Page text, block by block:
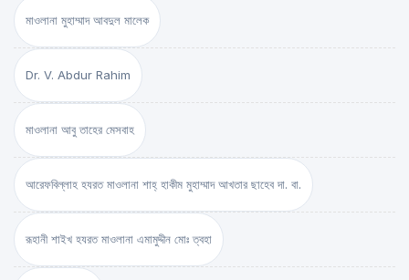
মাওলানা মুহাম্মাদ আবদুল মালেক
Dr. V. Abdur Rahim
মাওলানা আবু তাহের মেসবাহ
আরেফবিল্লাহ হযরত মাওলানা শাহ্ হাকীম মুহাম্মাদ আখতার ছাহেব দা. বা.
রূহানী শাইখ হযরত মাওলানা এমামুদ্দীন মোঃ ত্বহা